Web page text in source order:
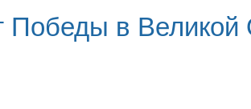
Победы в Великой